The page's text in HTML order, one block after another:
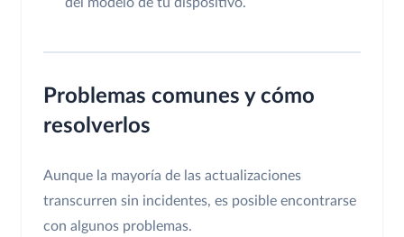
Problemas comunes y cómo
resolverlos
Aunque la mayoría de las actualizaciones
transcurren sin incidentes, es posible encontrarse
con algunos problemas.